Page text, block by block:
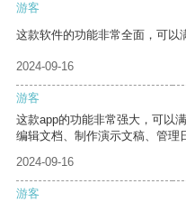
游客
这款软件的功能非常全面，可以
2024-09-16
游客
这款app的功能非常强大，可以
编辑文档、制作演示文稿、管理
2024-09-16
游客